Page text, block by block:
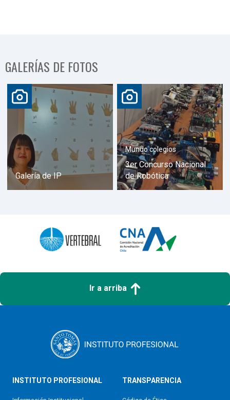
GALERÍAS DE FOTOS
Galería de IP
Mundo colegios
3er Concurso Nacional
de Robótica
Ir a arriba
INSTITUTO PROFESIONAL TRANSPARENCIA